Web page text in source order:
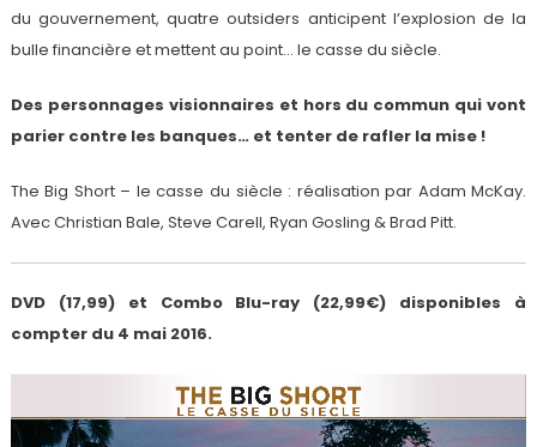
du gouvernement, quatre outsiders anticipent l’explosion de la
bulle financière et mettent au point… le casse du siècle.
Des personnages visionnaires et hors du commun qui vont
parier contre les banques… et tenter de rafler la mise !
The Big Short – le casse du siècle : réalisation par Adam McKay.
Avec Christian Bale, Steve Carell, Ryan Gosling & Brad Pitt.
DVD (17,99) et Combo Blu-ray (22,99€) disponibles à
compter du 4 mai 2016.
vidéo